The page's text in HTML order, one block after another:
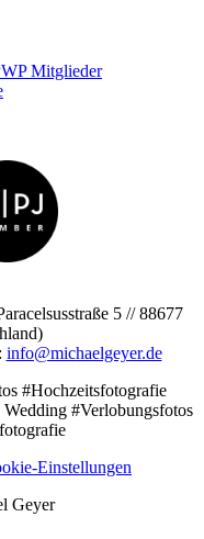
5 // 88677
info@michaelgeyer.de
#Hochzeitsfotografie
#Verlobungsfotos
Einstellungen
Geyer